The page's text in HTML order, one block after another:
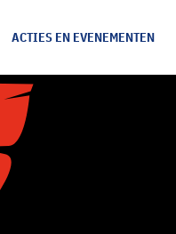
ACTIES EN EVENEMENTEN